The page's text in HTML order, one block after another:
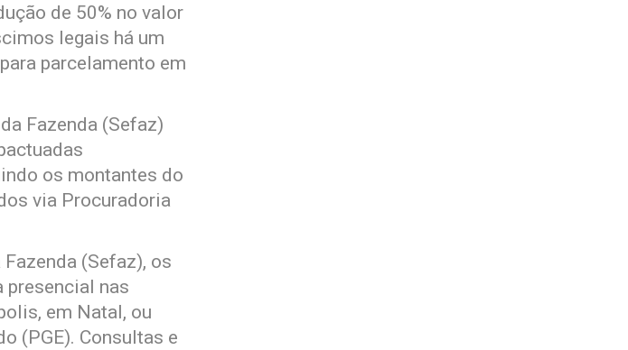
de 50% no valor
legais há um
parcelamento em
Fazenda (Sefaz)
os montantes do
via Procuradoria
(Sefaz), os
presencial nas
em Natal, ou
(PGE). Consultas e